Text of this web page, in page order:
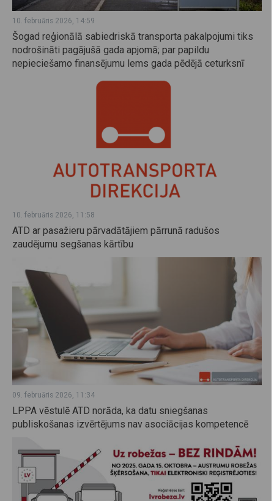
10. februāris 2026, 14:59
Šogad reģionālā sabiedriskā transporta pakalpojumi tiks
nodrošināti pagājušā gada apjomā; par papildu
nepieciešamo finansējumu lems gada pēdējā ceturksnī
10. februāris 2026, 11:58
ATD ar pasažieru pārvadātājiem pārrunā radušos
zaudējumu segšanas kārtību
09. februāris 2026, 11:34
LPPA vēstulē ATD norāda, ka datu sniegšanas
publiskošanas izvērtējums nav asociācijas kompetencē